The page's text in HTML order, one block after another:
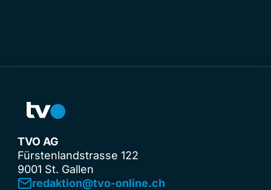
TVO AG
Fürstenlandstrasse 122
9001 St. Gallen
redaktion@tvo-online.ch